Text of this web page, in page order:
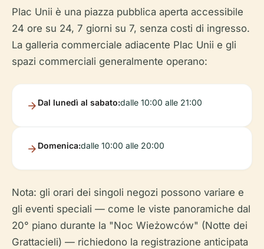
Plac Unii è una piazza pubblica aperta accessibile
24 ore su 24, 7 giorni su 7, senza costi di ingresso.
La galleria commerciale adiacente Plac Unii e gli
spazi commerciali generalmente operano:
Dal lunedì al sabato:dalle 10:00 alle 21:00
Domenica:dalle 10:00 alle 20:00
Nota: gli orari dei singoli negozi possono variare e
gli eventi speciali — come le viste panoramiche dal
20° piano durante la "Noc Wieżowców" (Notte dei
Grattacieli) — richiedono la registrazione anticipata